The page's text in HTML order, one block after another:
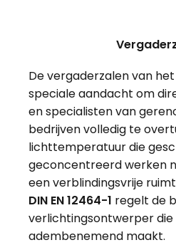
De vergaderzalen van
speciale aandacht om
en specialisten van
bedrijven volledig te
lichttemperatuur die
geconcentreerd werken
een verblindingsvrije
DIN EN 12464-1 regelt de
verlichtingsontwerper
adembenemend maakt.